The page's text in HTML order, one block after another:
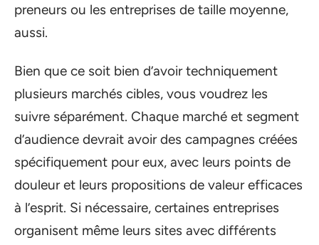
preneurs ou les entreprises de taille moyenne,
aussi.
Bien que ce soit bien d’avoir techniquement
plusieurs marchés cibles, vous voudrez les
suivre séparément. Chaque marché et segment
d’audience devrait avoir des campagnes créées
spécifiquement pour eux, avec leurs points de
douleur et leurs propositions de valeur efficaces
à l’esprit. Si nécessaire, certaines entreprises
organisent même leurs sites avec différents